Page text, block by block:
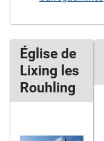
Église de
Lixing les
Rouhling